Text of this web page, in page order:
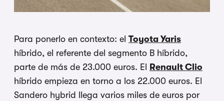
Para ponerlo en contexto: el Toyota Yaris
híbrido, el referente del segmento B híbrido,
parte de más de 23.000 euros. El
Renault Clio
híbrido empieza en torno a los 22.000 euros. El
Sandero hybrid llega varios miles de euros por